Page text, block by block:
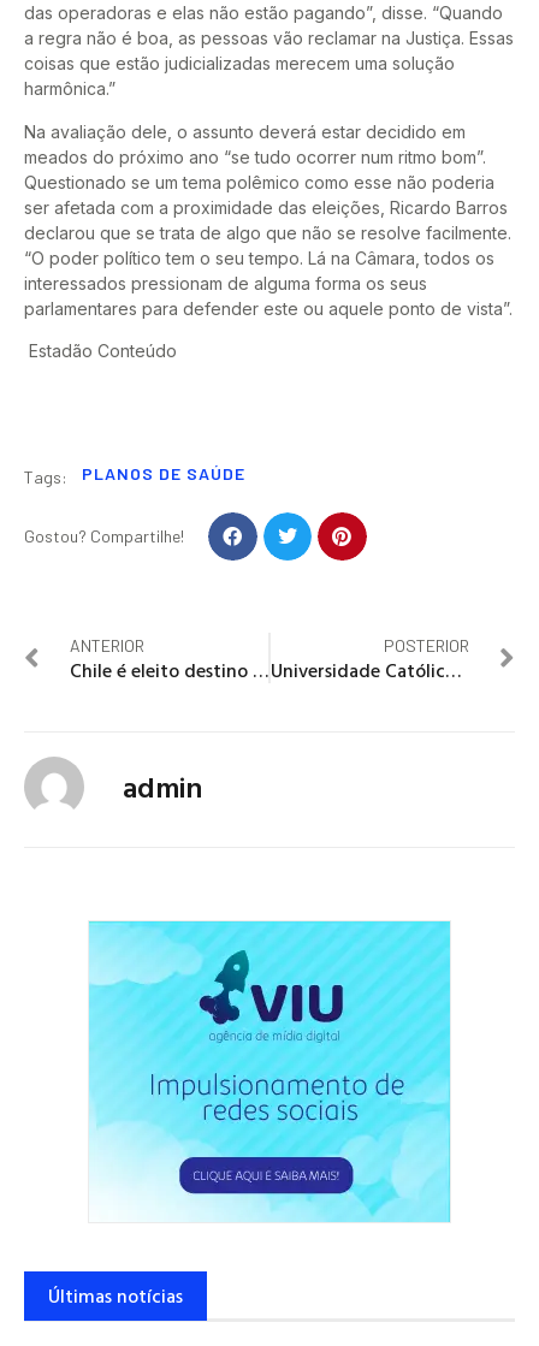
das operadoras e elas não estão pagando”, disse. “Quando
a regra não é boa, as pessoas vão reclamar na Justiça. Essas
coisas que estão judicializadas merecem uma solução
harmônica.”
Na avaliação dele, o assunto deverá estar decidido em
meados do próximo ano “se tudo ocorrer num ritmo bom”.
Questionado se um tema polêmico como esse não poderia
ser afetada com a proximidade das eleições, Ricardo Barros
declarou que se trata de algo que não se resolve facilmente.
“O poder político tem o seu tempo. Lá na Câmara, todos os
interessados pressionam de alguma forma os seus
parlamentares para defender este ou aquele ponto de vista”.
Estadão Conteúdo
Tags: PLANOS DE SAÚDE
Gostou? Compartilhe!
ANTERIOR
Chile é eleito destino imperdível em 2018 pelo guia de viagens Lonely Planet
POSTERIOR
Universidade Católica de Brasília oferece nove novos cursos no vestibular 2018
admin
Últimas notícias